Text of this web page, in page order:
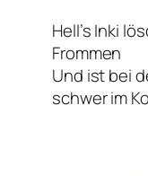
Hell’s Inki
Frommen
Und ist bei
schwer im